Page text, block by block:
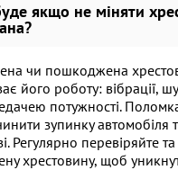
якщо не міняти
чи пошкоджена
його роботу: вібрації,
потужності.
зупинку автомобіля
Регулярно перевіряйте
хрестовину, щоб